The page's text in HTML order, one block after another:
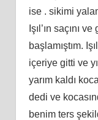
ise . sikimi
Işıl’ın saçını
başlamıştım.
içeriye gitti ve
yarım kaldı
dedi ve
benim ters